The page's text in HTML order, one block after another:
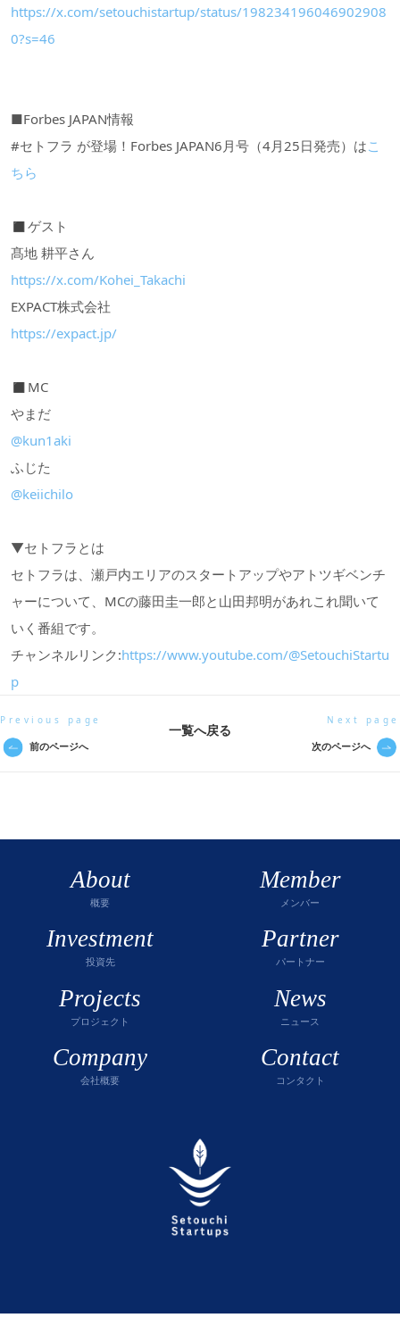
https://x.com/setouchistartup/status/198234196046902908
0?s=46
■Forbes JAPAN情報
#セトフラ が登場！Forbes JAPAN6月号（4月25日発売）はこ
ちら
◼︎ゲスト
髙地 耕平さん
https://x.com/Kohei_Takachi
EXPACT株式会社
https://expact.jp/
◼︎MC
やまだ
@kun1aki
ふじた
@keiichilo
▼セトフラとは
セトフラは、瀬戸内エリアのスタートアップやアトツギベンチ
ャーについて、MCの藤田圭一郎と山田邦明があれこれ聞いて
いく番組です。
チャンネルリンク:https://www.youtube.com/@SetouchiStartu
p
Previous page
前のページへ
一覧へ戻る
Next page
次のページへ
About
概要
Member
メンバー
Investment
投資先
Partner
パートナー
Projects
プロジェクト
News
ニュース
Company
会社概要
Contact
コンタクト